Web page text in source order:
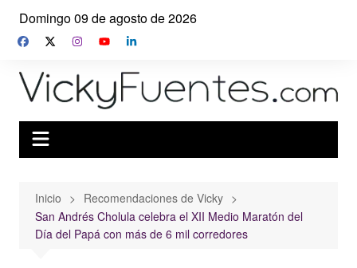
Saltar
contenido
Domingo 09 de agosto de 2026
Inicio
Recomendaciones de Vicky
San Andrés Cholula celebra el XII Medio Maratón del
Día del Papá con más de 6 mil corredores